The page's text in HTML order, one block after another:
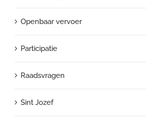
Openbaar vervoer
Participatie
Raadsvragen
Sint Jozef